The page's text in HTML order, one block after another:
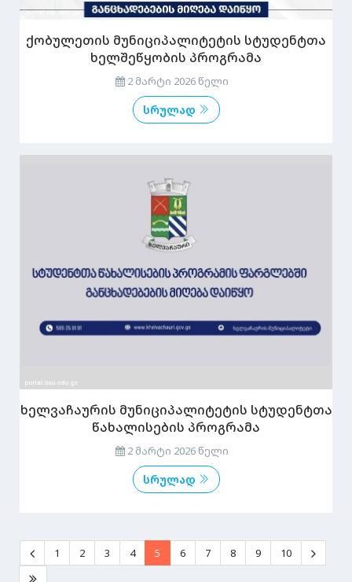
ქობულეთის მუნიციპალიტეტის სტუდენტთა
ხელშეწყობის პროგრამა
2 მარტი 2026 წელი
სრულად
ხელვაჩაურის მუნიციპალიტეტის სტუდენტთა
წახალისების პროგრამა
2 მარტი 2026 წელი
სრულად
1 2 3 4 5 6 7 8 9 10